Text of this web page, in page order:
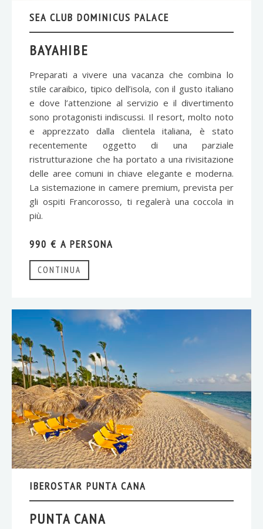
SEA CLUB DOMINICUS PALACE
BAYAHIBE
Preparati a vivere una vacanza che combina lo
stile caraibico, tipico dell’isola, con il gusto italiano
e dove l’attenzione al servizio e il divertimento
sono protagonisti indiscussi. Il resort, molto noto
e apprezzato dalla clientela italiana, è stato
recentemente oggetto di una parziale
ristrutturazione che ha portato a una rivisitazione
delle aree comuni in chiave elegante e moderna.
La sistemazione in camere premium, prevista per
gli ospiti Francorosso, ti regalerà una coccola in
più.
990 € A PERSONA
CONTINUA
IBEROSTAR PUNTA CANA
PUNTA CANA